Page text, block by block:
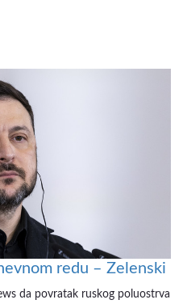
redu – Zelenski
da povratak ruskog poluostrva